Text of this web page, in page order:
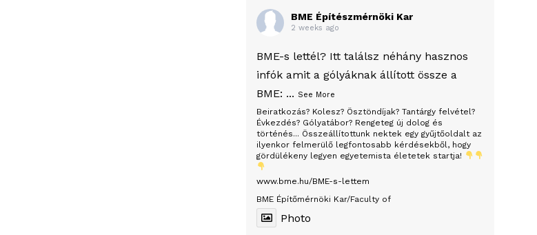
BME Építészmérnöki Kar
2 weeks ago
BME-s lettél? Itt találsz néhány hasznos
infók amit a gólyáknak állított össze a
BME:
Beiratkozás? Kolesz? Ösztöndíjak? Tantárgy felvétel?
Évkezdés? Gólyatábor? Rengeteg új dolog és
történés... Összeállítottunk nektek egy gyűjtőoldalt az
ilyenkor felmerülő legfontosabb kérdésekből, hogy
gördülékeny legyen egyetemista életetek startja!
www.bme.hu/BME-s-lettem
BME Építőmérnöki Kar/Faculty of
... See More
Photo